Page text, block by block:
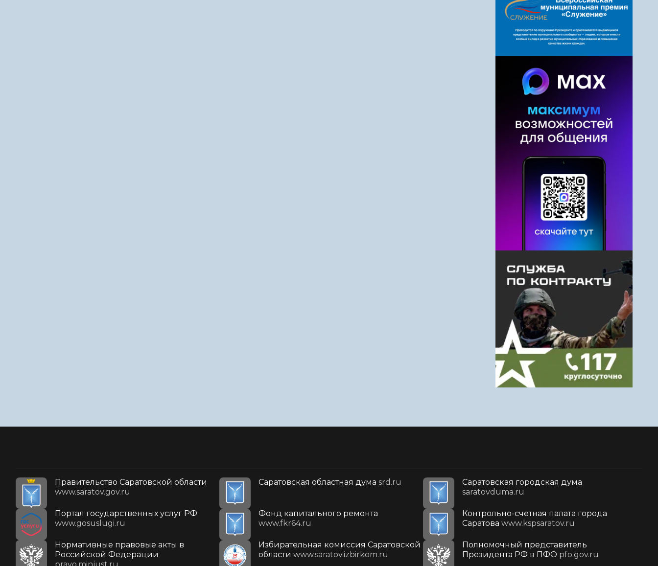
Правительство Саратовской области
www.saratov.gov.ru
Саратовская областная дума srd.ru
Саратовская городская дума
saratovduma.ru
Портал государственных услуг РФ
www.gosuslugi.ru
Фонд капитального ремонта
www.fkr64.ru
Контрольно-счетная палата города
Саратова www.kspsaratov.ru
Нормативные правовые акты в
Российской Федерации
Избирательная комиссия Саратовской
области www.saratov.izbirkom.ru
Полномочный представитель
Президента РФ в ПФО pfo.gov.ru